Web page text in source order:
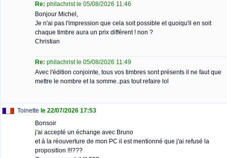
Re: philachrist le 05/08/2026 11:46
Bonjour Michel,
Je n'ai pas l'impression que cela soit possible et quoiqu'il en soit
chaque timbre aura un prix différent ! non ?
Christian
Re: philachrist le 05/08/2026 11:49
Avec l'édition conjointe, tous vos timbres sont présents il ne faut que
mettre le nombre et la somme..pas tout refaire lol
Toinette le 22/07/2026 17:53
Bonsoir
j'ai accepté un échange avec Bruno
et à la réouverture de mon PC il est mentionné que j'ai refusé la
proposition !!!???